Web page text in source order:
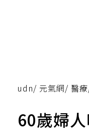
udn/ 元氣網/ 醫療
60歲婦